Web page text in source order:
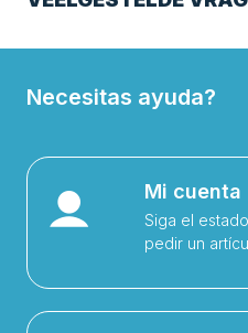
Necesitas ayuda?
Mi cuenta
Siga el
pedir un